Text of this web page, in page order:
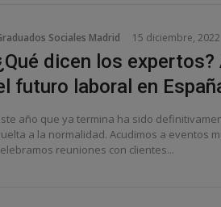
Sociales Madrid 15 diciembre, 2022
dicen los expertos?
futuro laboral en
año que ya termina ha sido
a la normalidad. Acudimos a eventos
reuniones con clientes...